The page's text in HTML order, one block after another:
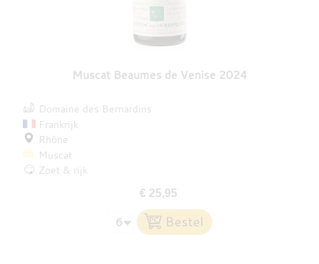
Muscat Beaumes de Venise 2024
Domaine des Bernardins
Frankrijk
Rhône
Muscat
Zoet & rijk
€ 25,95